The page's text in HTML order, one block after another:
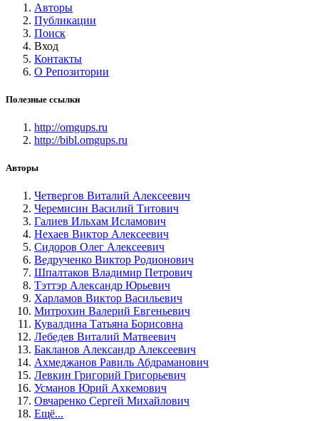
Авторы
Публикации
Поиск
Вход
Контакты
О Репозитории
Полезные ссылки
http://omgups.ru
http://bibl.omgups.ru
Авторы
Четвергов Виталий Алексеевич
Черемисин Василий Титович
Галиев Ильхам Исламович
Нехаев Виктор Алексеевич
Сидоров Олег Алексеевич
Ведрученко Виктор Родионович
Шпалтаков Владимир Петрович
Тэттэр Александр Юрьевич
Харламов Виктор Васильевич
Митрохин Валерий Евгеньевич
Кувалдина Татьяна Борисовна
Лебедев Виталий Матвеевич
Бакланов Александр Алексеевич
Ахмеджанов Равиль Абдраманович
Левкин Григорий Григорьевич
Усманов Юрий Ахкемович
Овчаренко Сергей Михайлович
Ещё...